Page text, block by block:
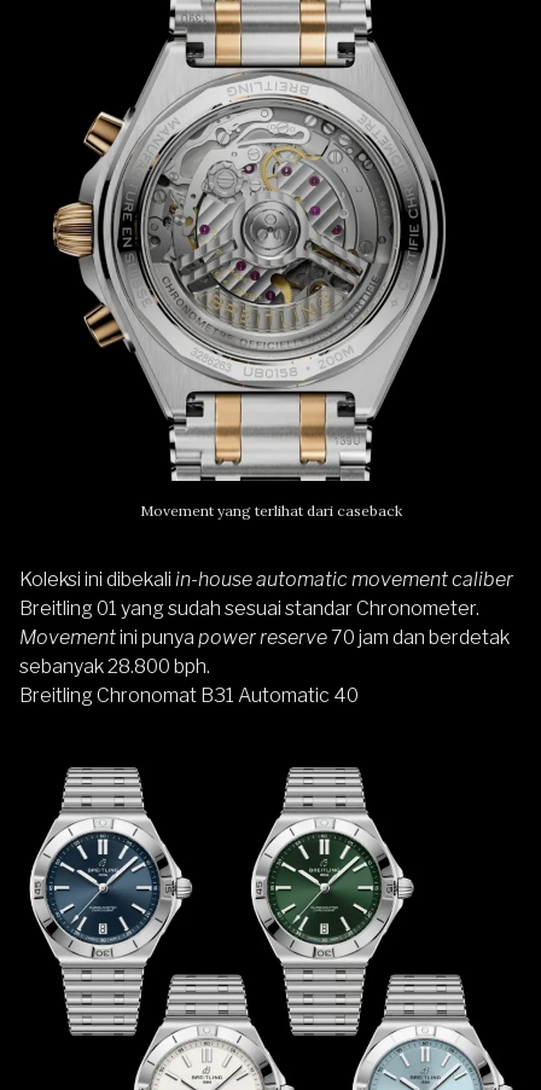
Movement yang terlihat dari caseback
Koleksi ini dibekali in-house automatic movement caliber
Breitling 01 yang sudah sesuai standar Chronometer.
Movementini punya power reserve70 jam dan berdetak
sebanyak 28.800 bph.
Breitling Chronomat B31 Automatic 40